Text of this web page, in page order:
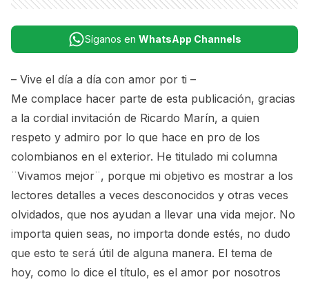
director de la sección "Tu Consejero" en Univision Online.
ganado dos de los prestigiosos premios Emmy. Su experiencia
es amplia en noticieros de televisión y de radio y en
los portales en internet www.canaldelinmigrante.com y
www.lamediaservice.com.
Síganos en WhatsApp Channels
– Vive el día a día con amor por ti –
Me complace hacer parte de esta publicación, gracias
a la cordial invitación de Ricardo Marín, a quien
respeto y admiro por lo que hace en pro de los
colombianos en el exterior. He titulado mi columna
¨Vivamos mejor¨, porque mi objetivo es mostrar a los
lectores detalles a veces desconocidos y otras veces
olvidados, que nos ayudan a llevar una vida mejor. No
importa quien seas, no importa donde estés, no dudo
que esto te será útil de alguna manera. El tema de
hoy, como lo dice el título, es el amor por nosotros